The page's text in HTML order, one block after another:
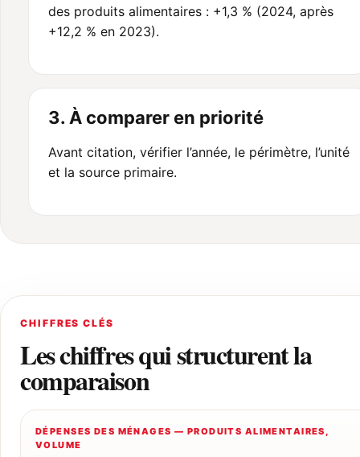
des produits alimentaires : +1,3 % (2024, après
+12,2 % en 2023).
3. À comparer en priorité
Avant citation, vérifier l’année, le périmètre, l’unité
et la source primaire.
CHIFFRES CLÉS
Les chiffres qui structurent la
comparaison
DÉPENSES DES MÉNAGES — PRODUITS ALIMENTAIRES,
VOLUME